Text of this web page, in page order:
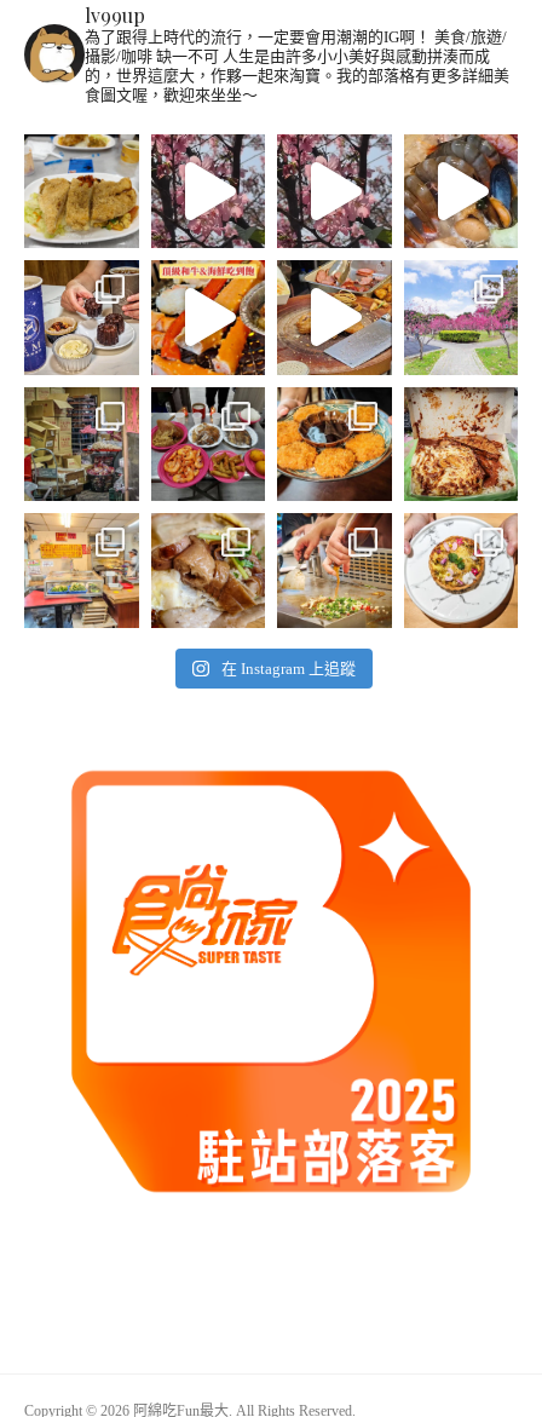
lv99up
為了跟得上時代的流行，一定要會用潮潮的IG啊！ 美食/旅遊/
攝影/咖啡 缺一不可 人生是由許多小小美好與感動拼湊而成
的，世界這麼大，作夥一起來淘寶。我的部落格有更多詳細美
食圖文喔，歡迎來坐坐～
在 Instagram 上追蹤
Copyright © 2026 阿綿吃Fun最大. All Rights Reserved.